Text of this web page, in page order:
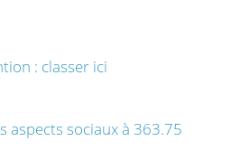
: classer ici
aspects sociaux à 363.75